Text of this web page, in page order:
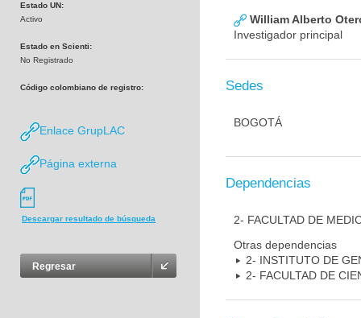
Estado UN:
Activo
Estado en Scienti:
No Registrado
Código colombiano de registro:
Enlace GrupLAC
Página externa
Descargar resultado de búsqueda
Regresar
William Alberto
Investigador principal
Sedes
BOGOTÁ
Dependencias
2- FACULTAD DE
Otras dependencias
2- INSTITUTO DE
2- FACULTAD DE